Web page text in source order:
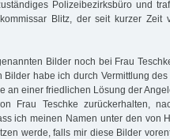
Polizeibezirksbüro und
Blitz, der seit kurzer Zeit
Bilder noch bei Frau
Bilder habe ich durch Vermittlung
an einer friedlichen Lösung der
Frau Teschke zurückerhalten,
ich meinen Namen unter den von
werde, falls mir diese Bilder